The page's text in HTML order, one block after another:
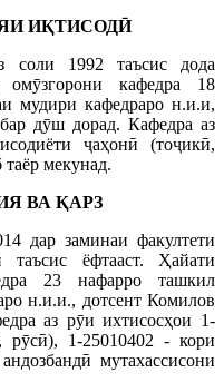
ИҚТИСОДӢ
соли 1992 таъсис дода
омӯзгорони кафедра 18
мудири кафедраро н.и.и,
дӯш дорад. Кафедра аз
ҷаҳонӣ (тоҷикӣ,
таёр мекунад.
ВА ҚАРЗ
дар заминаи факултети
таъсис ёфтааст. Ҳайати
23 нафарро ташкил
н.и.и., дотсент Комилов
аз рӯи ихтисосҳои 1-
рӯсӣ), 1-25010402 - кори
мутахассисони